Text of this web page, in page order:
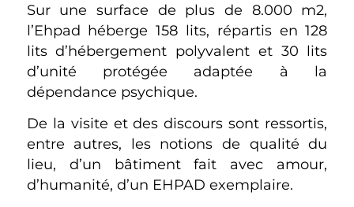
Sur une surface de plus de 8.000 m2,
l’Ehpad héberge 158 lits, répartis en 128
lits d’hébergement polyvalent et 30 lits
d’unité protégée adaptée à la
dépendance psychique.
De la visite et des discours sont ressortis,
entre autres, les notions de qualité du
lieu, d’un bâtiment fait avec amour,
d’humanité, d’un EHPAD exemplaire.